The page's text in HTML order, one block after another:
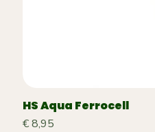
HS Aqua Ferrocell
Prijs
€ 8,95